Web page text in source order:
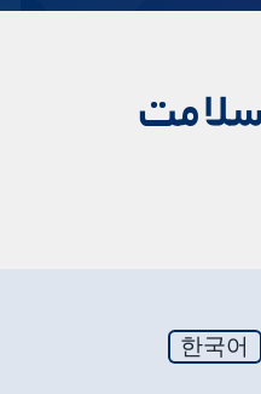
سلامت
한국어